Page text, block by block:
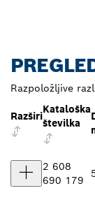
Razpoložljive
Razširi
Kataloška
številka
2 608
690 179